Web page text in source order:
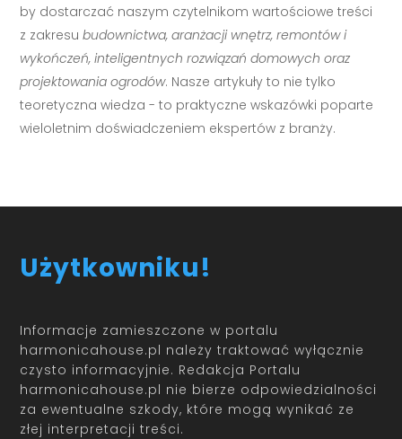
by dostarczać naszym czytelnikom wartościowe treści
z zakresubudownictwa, aranżacji wnętrz, remontów i
wykończeń, inteligentnych rozwiązań domowych oraz
projektowania ogrodów. Nasze artykuły to nie tylko
teoretyczna wiedza - to praktyczne wskazówki poparte
wieloletnim doświadczeniem ekspertów z branży.
Użytkowniku!
Informacje zamieszczone w portalu
harmonicahouse.pl należy traktować wyłącznie
czysto informacyjnie. Redakcja Portalu
harmonicahouse.pl nie bierze odpowiedzialności
za ewentualne szkody, które mogą wynikać ze
złej interpretacji treści.